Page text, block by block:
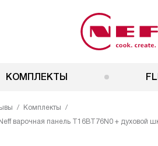
КОМПЛЕКТЫ
Комплекты
варочная панель T16BT76N0 + духовой